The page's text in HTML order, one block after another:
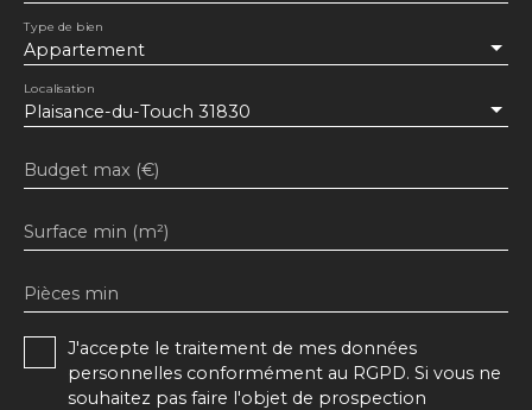
Appartement
Type de bien
Plaisance-du-Touch 31830
Localisation
Budget max (€)
Surface min (m²)
Pièces min
J'accepte le traitement de mes données
personnelles conformément au RGPD. Si vous ne
souhaitez pas faire l'objet de prospection